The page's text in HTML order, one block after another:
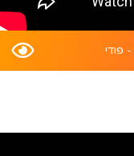
פודי